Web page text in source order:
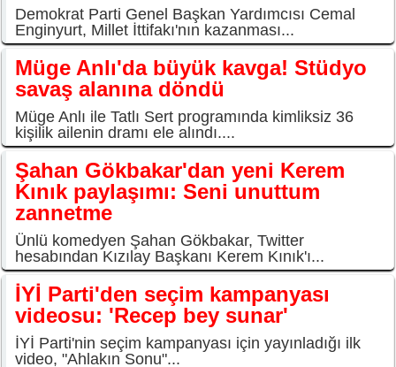
Demokrat Parti Genel Başkan Yardımcısı Cemal
Enginyurt, Millet İttifakı'nın kazanması...
Müge Anlı'da büyük kavga! Stüdyo
savaş alanına döndü
Müge Anlı ile Tatlı Sert programında kimliksiz 36
kişilik ailenin dramı ele alındı....
Şahan Gökbakar'dan yeni Kerem
Kınık paylaşımı: Seni unuttum
zannetme
Ünlü komedyen Şahan Gökbakar, Twitter
hesabından Kızılay Başkanı Kerem Kınık'ı...
İYİ Parti'den seçim kampanyası
videosu: 'Recep bey sunar'
İYİ Parti'nin seçim kampanyası için yayınladığı ilk
video, "Ahlakın Sonu"...